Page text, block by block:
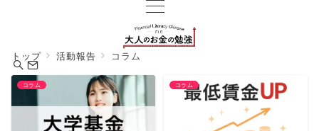
トップ 活動報告 コラム
コラム コラム